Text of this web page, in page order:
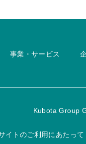
事業・サービス
Kubota Group
イトのご利用にあたって